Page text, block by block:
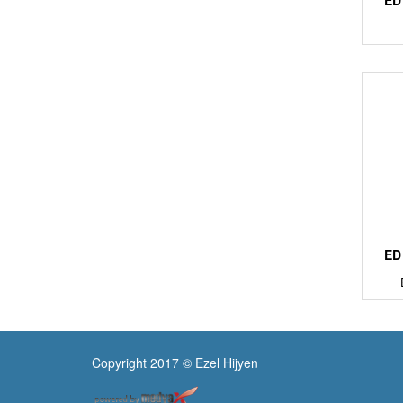
Copyright 2017 © Ezel Hijyen